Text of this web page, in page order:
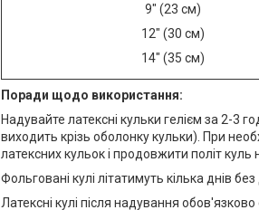
9" (23 см)
12" (30 см)
14" (35 см)
Поради щодо використання:
Надувайте латексні кульки гелієм за 2-3
виходить крізь оболонку кульки). При
латексних кульок і продовжити політ куль
Фольговані кулі літатимуть кілька днів
Латексні кулі після надування